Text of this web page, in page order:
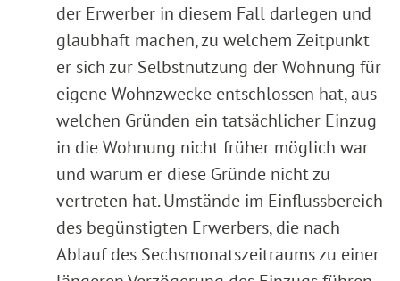
der Erwerber in diesem Fall darlegen und
glaubhaft machen, zu welchem Zeitpunkt
er sich zur Selbstnutzung der Wohnung für
eigene Wohnzwecke entschlossen hat, aus
welchen Gründen ein tatsächlicher Einzug
in die Wohnung nicht früher möglich war
und warum er diese Gründe nicht zu
vertreten hat. Umstände im Einflussbereich
des begünstigten Erwerbers, die nach
Ablauf des Sechsmonatszeitraums zu einer